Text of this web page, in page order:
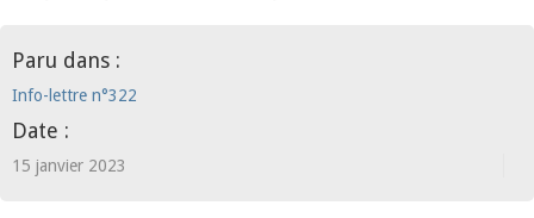
Paru dans :
Info-lettre n°322
Date :
15 janvier 2023